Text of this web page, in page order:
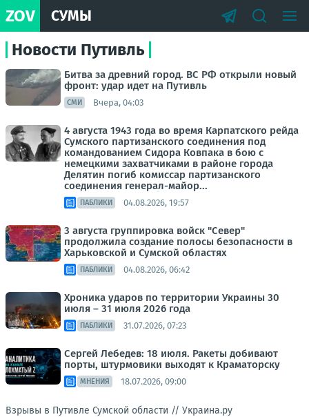
ZOV СУМЫ
Новости Путивль
Битва за древний город. ВС РФ открыли новый
фронт: удар идет на Путивль
СМИ Вчера, 04:03
4 августа 1943 года во время Карпатского рейда
Сумского партизанского соединения под
командованием Сидора Ковпака в бою с
немецкими захватчиками в районе города
Делятин погиб комиссар партизанского
соединения генерал-майор...
ПАБЛИКИ 04.08.2026, 19:57
3 августа группировка войск "Север"
продолжила создание полосы безопасности в
Харьковской и Сумской областях
ПАБЛИКИ 04.08.2026, 06:42
Хроника ударов по территории Украины 30
июля – 31 июля 2026 года
ПАБЛИКИ 31.07.2026, 07:23
Сергей Лебедев: 18 июля. Ракеты добивают
порты, штурмовики выходят к Краматорску
МНЕНИЯ 18.07.2026, 09:00
Взрывы в Путивле Сумской области // Украина.ру